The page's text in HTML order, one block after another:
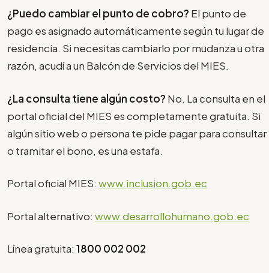
¿Puedo cambiar el punto de cobro? El punto de
pago es asignado automáticamente según tu lugar de
residencia. Si necesitas cambiarlo por mudanza u otra
razón, acudí a un Balcón de Servicios del MIES.
¿La consulta tiene algún costo? No. La consulta en el
portal oficial del MIES es completamente gratuita. Si
algún sitio web o persona te pide pagar para consultar
o tramitar el bono, es una estafa.
Portal oficial MIES: www.inclusion.gob.ec
Portal alternativo: www.desarrollohumano.gob.ec
Línea gratuita: 1800 002 002